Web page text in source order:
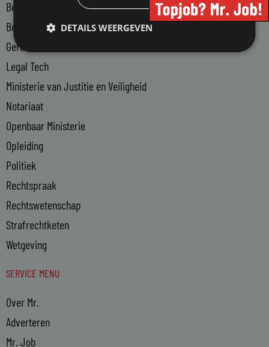
n
Bedrijfsjuristen
Bedrijfsvoering
Gerechtsdeurwaarders
Legal Tech
Ministerie van Justitie en Veiligheid
Notariaat
Openbaar Ministerie
Opleiding
Politiek
Rechtspraak
Rechtswetenschap
Strafrechtketen
Wetgeving
SERVICE MENU
Over Mr.
Adverteren
Mr. Job
DETAILS WEERGEVEN